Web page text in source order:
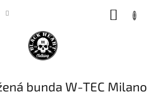
bunda W-TEC Milano